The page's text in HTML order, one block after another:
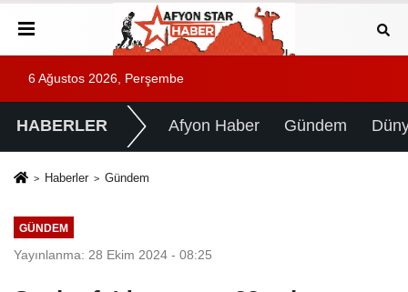
6 Ağustos 2026, Perşembe
HABERLER Afyon Haber Gündem
Haberler Gündem
GÜNDEM
Yayınlanma: 28 Ekim 2024 - 08:25